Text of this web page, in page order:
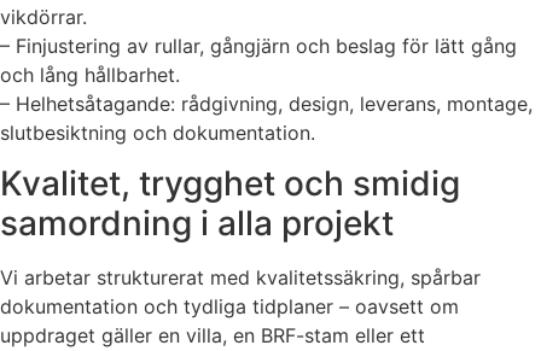
vikdörrar.
– Finjustering av rullar, gångjärn och beslag för lätt gång
och lång hållbarhet.
– Helhetsåtagande: rådgivning, design, leverans, montage,
slutbesiktning och dokumentation.
Kvalitet, trygghet och smidig
samordning i alla projekt
Vi arbetar strukturerat med kvalitetssäkring, spårbar
dokumentation och tydliga tidplaner – oavsett om
uppdraget gäller en villa, en BRF-stam eller ett